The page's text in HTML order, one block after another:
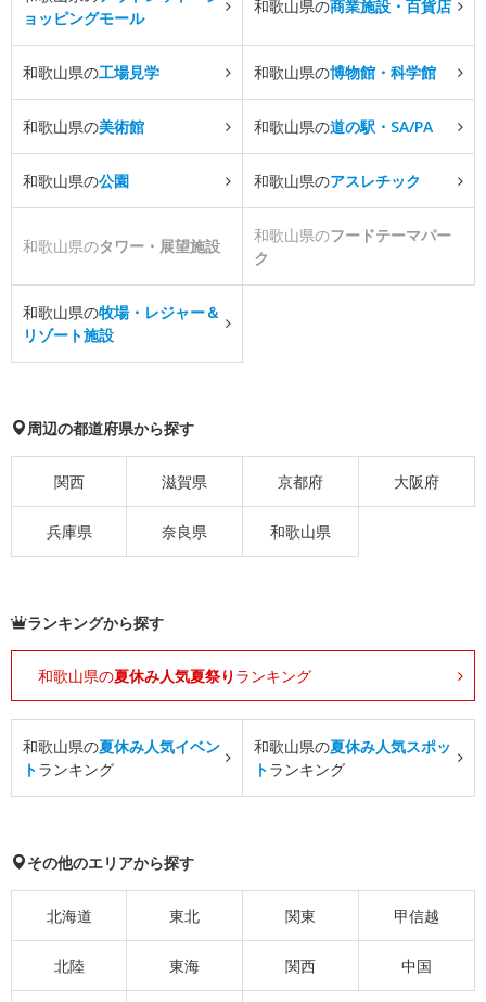
ョッピングモール
和歌山県の商業施設・百貨店
和歌山県の工場見学 和歌山県の博物館・科学館
和歌山県の美術館 和歌山県の道の駅・SA/PA
和歌山県の公園 和歌山県のアスレチック
和歌山県のタワー・展望施設
和歌山県のフードテーマパー
ク
和歌山県の牧場・レジャー＆
リゾート施設
周辺の都道府県から探す
関西 滋賀県 京都府 大阪府
兵庫県 奈良県 和歌山県
ランキングから探す
和歌山県の夏休み人気夏祭り ランキング
和歌山県の夏休み人気イベン
トランキング
和歌山県の夏休み人気スポッ
トランキング
その他のエリアから探す
北海道 東北 関東 甲信越
北陸 東海 関西 中国